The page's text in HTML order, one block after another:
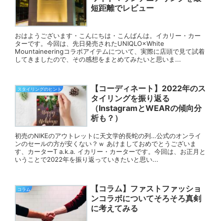
短距離でレビュー
おはようございます・こんにちは・こんばんは。イカリー・カー
ターです。今回は、先日発売されたUNIQLO×White
Mountaineeringコラボアイテムについて、実際に店頭で見て試着
してきましたので、その感想をまとめてみたいと思いま...
スタイリングのヒント
【コーディネート】2022年のス
タイリングを振り返る
（InstagramとWEARの傾向分
析も？）
初売のNIKEのアウトレットに天文学的長蛇の列…公式のオンライ
ンのセールの方が安くない？ｗ あけましておめでとうございま
す、カーターT a.k.a. イカリー・カーターです。今回は、お正月と
いうことで2022年を振り返っていきたいと思い...
コラム
【コラム】ファストファッショ
ンコラボについてそろそろ真剣
に考えてみる